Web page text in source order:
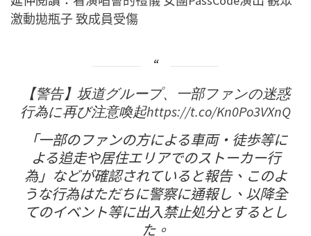
激動拋瓶子 致成員受傷
【警告】坂道グループ、一部ファンの迷惑
行為に再び注意喚起https://t.co/Kn0Po3VXnQ
「一部のファンの方による車両・徒歩等に
よる追走や居住エリアでのストーカー行
為」などが確認されていると報告、このよ
うな行為はただちに警察に通報し、以降全
てのイベント等に出入禁止処分とするとし
た。